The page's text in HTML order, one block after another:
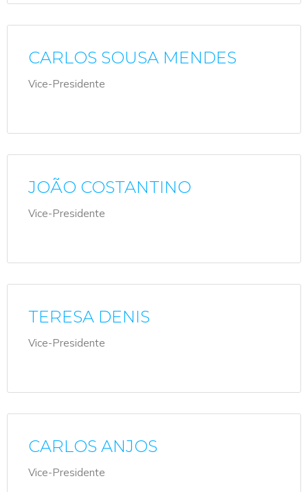
CARLOS SOUSA MENDES
Vice-Presidente
JOÃO COSTANTINO
Vice-Presidente
TERESA DENIS
Vice-Presidente
CARLOS ANJOS
Vice-Presidente